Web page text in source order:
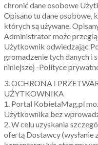
chronić dane osobowe
Opisano tu dane osobowe,
których są używane.
Administrator może
Użytkownik odwiedzając
gromadzenie tych danych i
niniejszej -Polityce
3. OCHRONA I
UŻYTKOWNIKA
1. Portal KobietaMag.pl
Użytkownika bez
2. W celu uzyskania
ofertą Dostawcy (wysłanie